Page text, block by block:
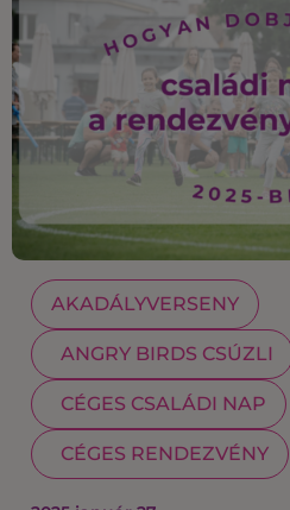
AKADÁLYVERSENY
ANGRY BIRDS CSÚZLI
CÉGES CSALÁDI NAP
CÉGES RENDEZVÉNY